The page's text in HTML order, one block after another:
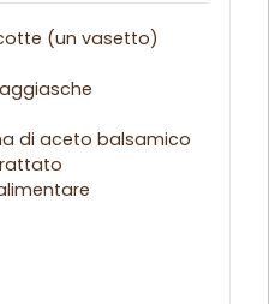
(un vasetto)
di aceto balsamico